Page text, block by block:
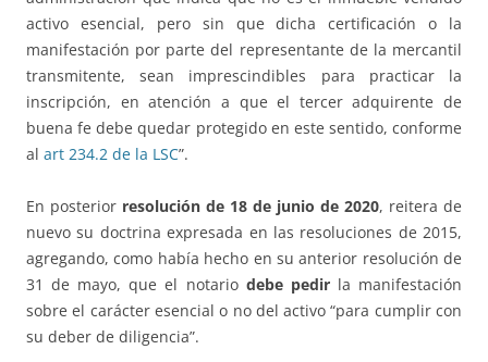
activo esencial, pero sin que dicha certificación o la
manifestación por parte del representante de la mercantil
transmitente, sean imprescindibles para practicar la
inscripción, en atención a que el tercer adquirente de
buena fe debe quedar protegido en este sentido, conforme
al art 234.2 de la LSC”.
En posterior resolución de 18 de junio de 2020, reitera de
nuevo su doctrina expresada en las resoluciones de 2015,
agregando, como había hecho en su anterior resolución de
31 de mayo, que el notario debe pedirla manifestación
sobre el carácter esencial o no del activo “para cumplir con
su deber de diligencia”.